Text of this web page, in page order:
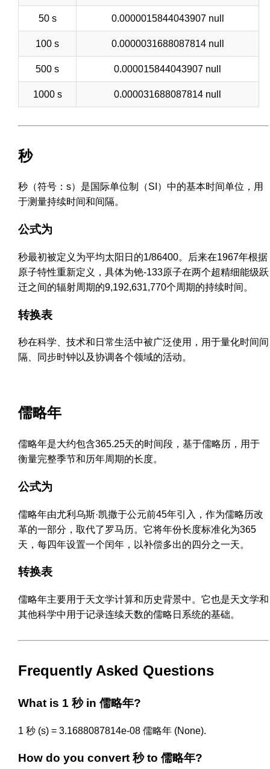
50 s 0.0000015844043907 null
100 s 0.0000031688087814 null
500 s 0.000015844043907 null
1000 s 0.000031688087814 null
秒
秒（符号：s）是国际单位制（SI）中的基本时间单位，用
于测量持续时间和间隔。
公式为
秒最初被定义为平均太阳日的1/86400。后来在1967年根据
原子特性重新定义，具体为铯-133原子在两个超精细能级跃
迁之间的辐射周期的9,192,631,770个周期的持续时间。
转换表
秒在科学、技术和日常生活中被广泛使用，用于量化时间间
隔、同步时钟以及协调各个领域的活动。
儒略年
儒略年是大约包含365.25天的时间段，基于儒略历，用于
衡量完整季节和历年周期的长度。
公式为
儒略年由尤利乌斯·凯撒于公元前45年引入，作为儒略历改
革的一部分，取代了罗马历。它将年份长度标准化为365
天，每四年设置一个闰年，以补偿多出的四分之一天。
转换表
儒略年主要用于天文学计算和历史背景中。它也是天文学和
其他科学中用于记录连续天数的儒略日系统的基础。
Frequently Asked Questions
What is 1 秒 in 儒略年?
1 秒 (s) = 3.1688087814e-08 儒略年 (None).
How do you convert 秒 to 儒略年?